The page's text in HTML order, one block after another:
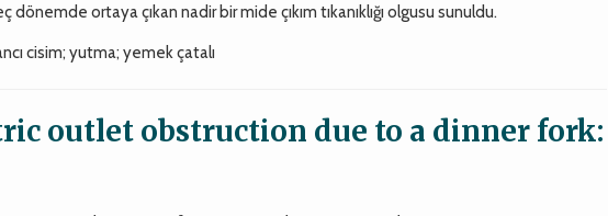
ortaya çıkan nadir bir mide çıkım tıkanıklığı olgusu sunuldu.
cisim; yutma; yemek çatalı
outlet obstruction due to a dinner fork: